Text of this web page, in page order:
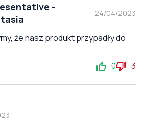
-
24/04/2023
że nasz produkt przypadły do
0 3